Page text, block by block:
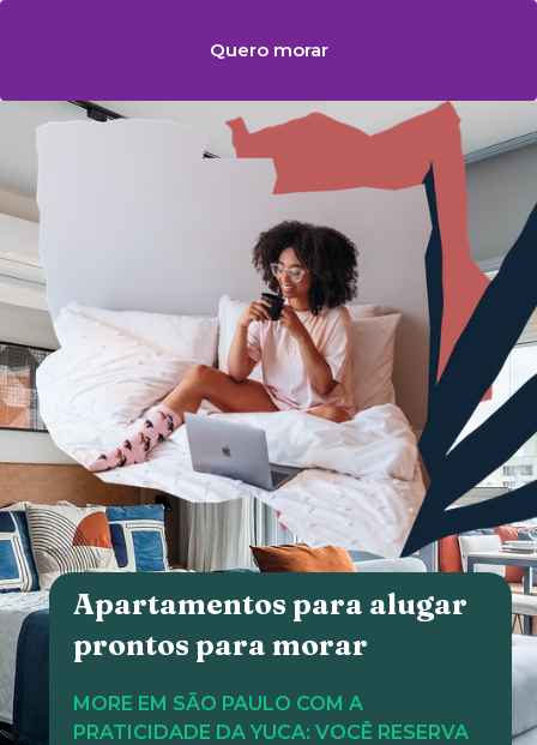
Quero morar
Apartamentos para alugar
prontos para morar
MORE EM SÃO PAULO COM A
PRATICIDADE DA YUCA: VOCÊ RESERVA